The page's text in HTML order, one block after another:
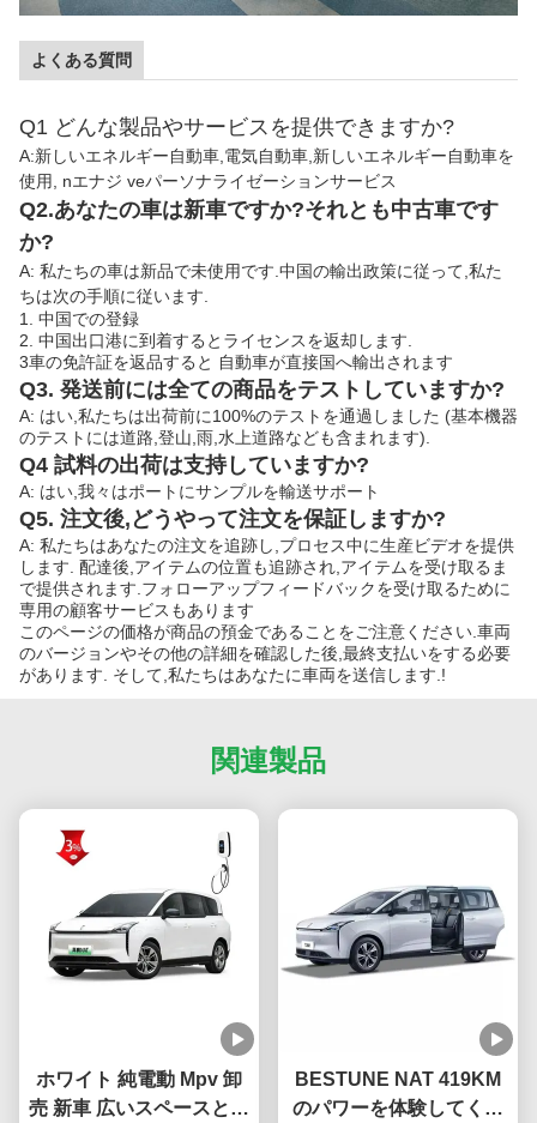
よくある質問
Q1 どんな製品やサービスを提供できますか?
A:新しいエネルギー自動車,電気自動車,新しいエネルギー自動車を
使用, nエナジ veパーソナライゼーションサービス
Q2.あなたの車は新車ですか?それとも中古車です
か?
A: 私たちの車は新品で未使用です.中国の輸出政策に従って,私た
ちは次の手順に従います.
1. 中国での登録
2. 中国出口港に到着するとライセンスを返却します.
3車の免許証を返品すると 自動車が直接国へ輸出されます
Q3. 発送前には全ての商品をテストしていますか?
A: はい,私たちは出荷前に100%のテストを通過しました (基本機器
のテストには道路,登山,雨,水上道路なども含まれます).
Q4 試料の出荷は支持していますか?
A: はい,我々はポートにサンプルを輸送サポート
Q5. 注文後,どうやって注文を保証しますか?
A: 私たちはあなたの注文を追跡し,プロセス中に生産ビデオを提供
します. 配達後,アイテムの位置も追跡され,アイテムを受け取るま
で提供されます.フォローアップフィードバックを受け取るために
専用の顧客サービスもあります
このページの価格が商品の預金であることをご注意ください.車両
のバージョンやその他の詳細を確認した後,最終支払いをする必要
があります. そして,私たちはあなたに車両を送信します.!
関連製品
ホワイト 純電動 Mpv 卸
売 新車 広いスペースと長
BESTUNE NAT 419KM
のパワーを体験してくだ